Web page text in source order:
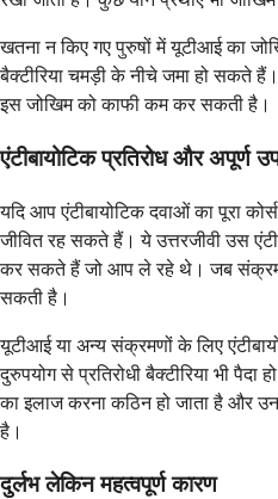
खतना न किए गए पुरुषों में यूटीआई का
बैक्टीरिया चमड़ी के नीचे जमा हो सकते
इस जोखिम को काफी कम कर सकती है।
एंटीबायोटिक प्रतिरोध और अपूर्ण
यदि आप एंटीबायोटिक दवाओं का पूरा
जीवित रह सकते हैं। ये उत्तरजीवी उस
कर सकते हैं जो आप ले रहे थे। जब संक्रमण
सकती है।
यूटीआई या अन्य संक्रमणों के लिए
दुरुपयोग से प्रतिरोधी बैक्टीरिया भी
का इलाज करना कठिन हो जाता है और
है।
दुर्लभ लेकिन महत्वपूर्ण कारण